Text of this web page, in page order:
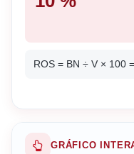
ROS = BN ÷ V × 100
GRÁFICO